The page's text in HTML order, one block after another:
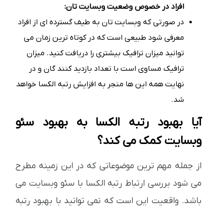
افراد در خصوص وضعیت وبسایت تان:
در صورتی که وبسایت تان به طیف گسترده ای از افراد
معرفی شود طبیعی است که در کوتاه ترین زمان می
توانید میزان ترافیک بیشتری را دریافت کنید. میزان
ترافیک مساوی است با تعداد بازدید کنند گان و در
نهایت همه این ها منجر به افزایش رتبه الکسا خواهد
شد.
آیا بهبود رتبه الکسا به بهبود سئو
وبسایت کمک می کند؟
از جمله مهم ترین موضوعاتی که در این زمینه مطرح
می شود بررسی ارتباط رتبه الکسا با سئو وبسایت می
باشد. واقعیت این است که نمی توانید با بهبود رتبه